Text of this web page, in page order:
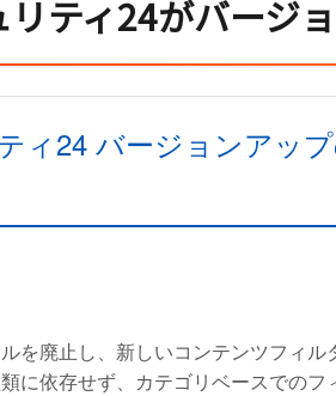
リティ24がバージ
ィ24 バージョンアッ
を廃止し、新しいコンテンツフィル
に依存せず、カテゴリベースでのフ